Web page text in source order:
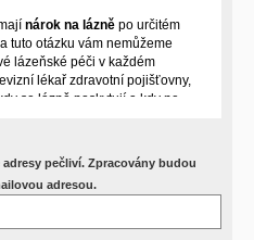
nárok na lázně po určitém
tuto otázku vám nemůžeme
lázeňské péči v každém
lékař zdravotní pojišťovny,
se lázně poskytují a kdy ne.
okolnostech.
o návrh, který pak posoudí
odpověď dát
pečliví. Zpracovány budou
adresou.